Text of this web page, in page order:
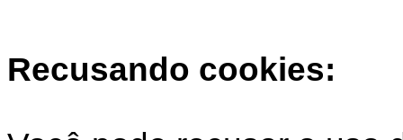
Recusando cookies: